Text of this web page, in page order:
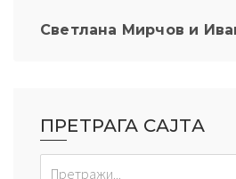
ПРЕТРАГА САЈТА